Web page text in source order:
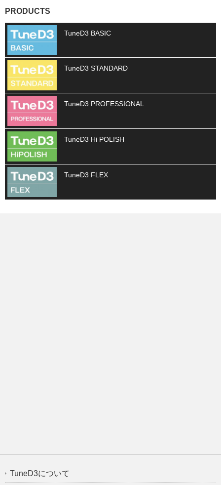
PRODUCTS
TuneD3 BASIC
TuneD3 STANDARD
TuneD3 PROFESSIONAL
TuneD3 Hi POLISH
TuneD3 FLEX
TuneD3について